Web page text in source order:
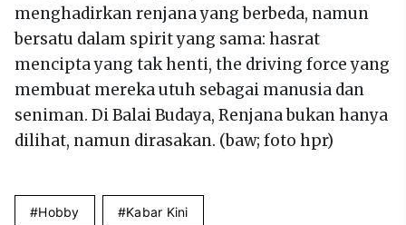
menghadirkan renjana yang berbeda, namun
bersatu dalam spirit yang sama: hasrat
mencipta yang tak henti, the driving force yang
membuat mereka utuh sebagai manusia dan
seniman. Di Balai Budaya, Renjana bukan hanya
dilihat, namun dirasakan. (baw; foto hpr)
Hobby Kabar Kini